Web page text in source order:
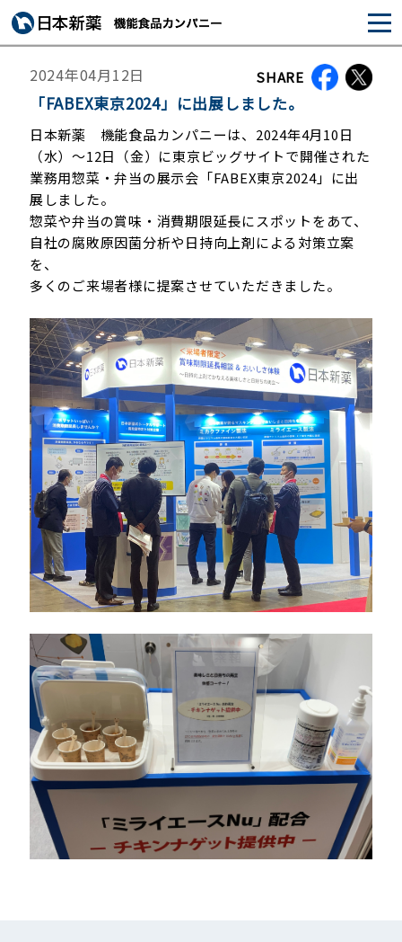
2024年04月12日 SHARE
「FABEX東京2024」に出展しました。
日本新薬 機能食品カンパニーは、2024年4月10日
（水）～12日（金）に東京ビッグサイトで開催された
業務用惣菜・弁当の展示会「FABEX東京2024」に出
展しました。
惣菜や弁当の賞味・消費期限延長にスポットをあて、
自社の腐敗原因菌分析や日持向上剤による対策立案
を、
多くのご来場者様に提案させていただきました。